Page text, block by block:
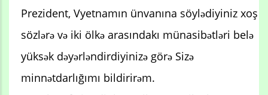
Prezident, Vyetnamın ünvanına söylədiyiniz xoş
sözlərə və iki ölkə arasındakı münasibətləri belə
yüksək dəyərləndirdiyinizə görə Sizə
minnətdarlığımı bildirirəm.